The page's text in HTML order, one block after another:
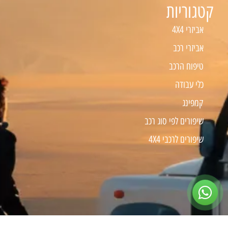
קטגוריות
אביזרי 4X4
אביזרי רכב
טיפוח הרכב
כלי עבודה
קמפינג
שיפורים לפי סוג רכב
שיפורים לרכבי 4X4